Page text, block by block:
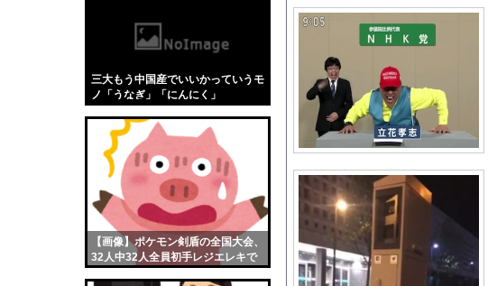
三大もう中国産でいいかっていうモ
ノ「うなぎ」「にんにく」
【画像】ポケモン剣盾の全国大会、
32人中32人全員初手レジエレキで
KEIZ守山店「近日動きます！8月7日
エンカーナシオン(De) 25試合
【正論】ナイナイ岡村に世の夫たち
井上清華アナ 「朗読劇」ヴィジュア
パチ●コ配信者さん、ミスでSEEDを
綾瀬はるかの丸出し上半身ヤバすぎだ
【あんこ】ディエゴ・ブランドーがグ
任天堂「今期中にSwitch2ソフトを
【乞食速報】メキシコ麻薬カルテル
【画像】おまえらくんの机がこの女の
【画像】この女優さん、可愛すぎる